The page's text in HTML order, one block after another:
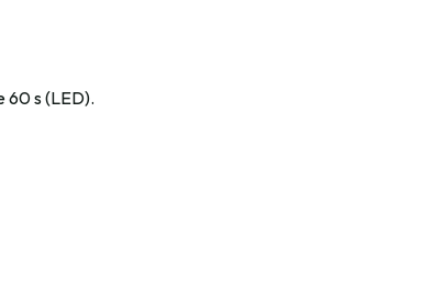
60 s (LED).